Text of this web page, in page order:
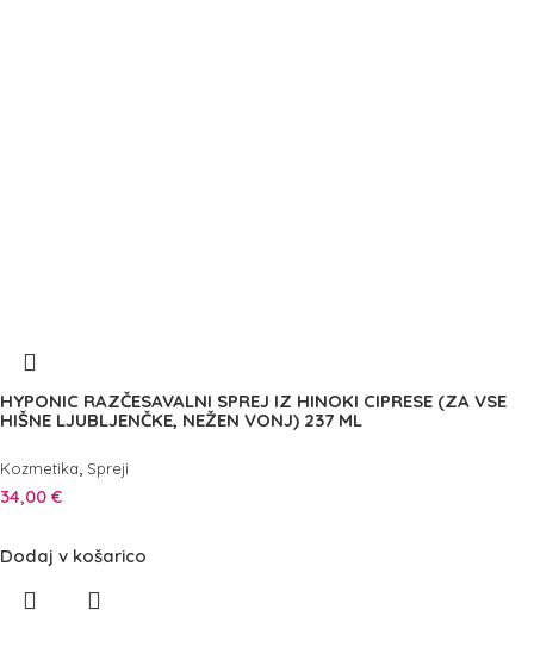
HYPONIC RAZČESAVALNI SPREJ IZ HINOKI CIPRESE (ZA VSE
HIŠNE LJUBLJENČKE, NEŽEN VONJ) 237 ML
Kozmetika, Spreji
34,00 €
Dodaj v košarico